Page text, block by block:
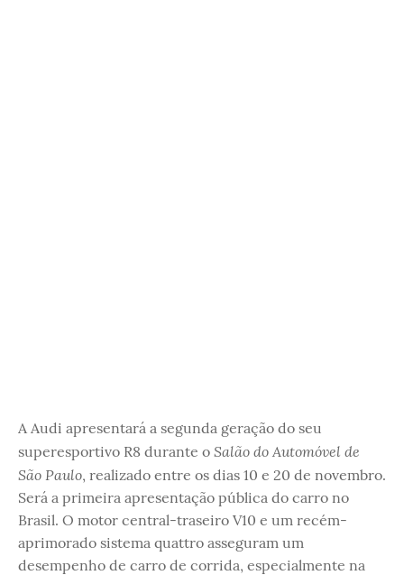
A Audi apresentará a segunda geração do seu
superesportivo R8 durante o Salão do Automóvel de
São Paulo, realizado entre os dias 10 e 20 de novembro.
Será a primeira apresentação pública do carro no
Brasil. O motor central-traseiro V10 e um recém-
aprimorado sistema quattro asseguram um
desempenho de carro de corrida, especialmente na